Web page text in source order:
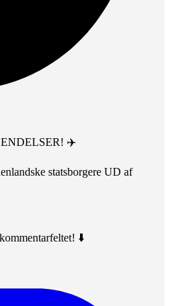
✈️
statsborgere UD af
⬇️